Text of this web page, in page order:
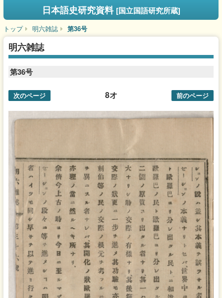
日本語史研究資料 [国立国語研究所蔵]
トップ 明六雑誌 第36号
明六雑誌
第36号
8オ
次のページ 前のページ